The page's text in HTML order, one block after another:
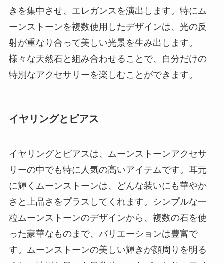
きを集中させ、エレガンスを演出します。特にム
ーンストーンを複数使用したデザインは、光の反
射が重なり合って美しい光景を生み出します。
様々な天然石と組み合わせることで、自分だけの
特別なアクセサリーを楽しむことができます。
イヤリングとピアス
イヤリングとピアスは、ムーンストーンアクセサ
リーの中でも特に人気の高いアイテムです。耳元
に輝くムーンストーンは、どんな装いにも華やか
さと上品さをプラスしてくれます。シンプルな一
粒ムーンストーンのデザインから、複数の石を使
った豪華なものまで、バリエーションは豊富で
す。ムーンストーンの美しい輝きが顔周りを明る